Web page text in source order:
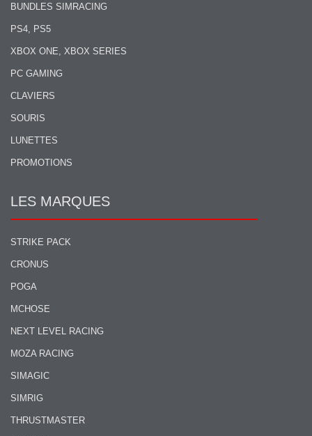
BUNDLES SIMRACING
PS4, PS5
XBOX ONE, XBOX SERIES
PC GAMING
CLAVIERS
SOURIS
LUNETTES
PROMOTIONS
LES MARQUES
STRIKE PACK
CRONUS
POGA
MCHOSE
NEXT LEVEL RACING
MOZA RACING
SIMAGIC
SIMRIG
THRUSTMASTER